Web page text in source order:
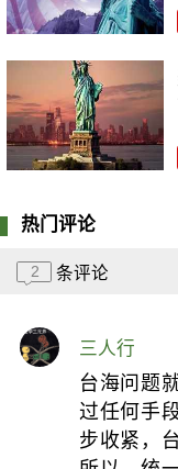
热门评论
2 条评论
三人行
台海问题
过任何手
步收紧，